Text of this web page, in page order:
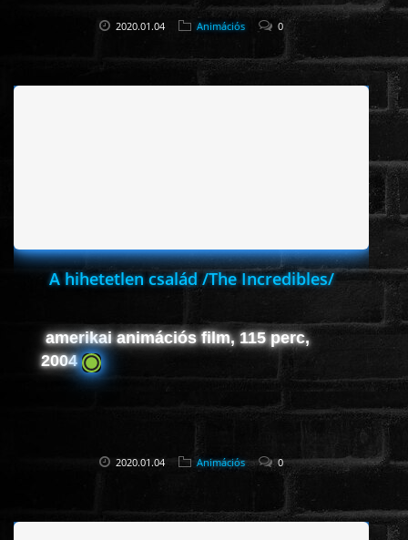
2020.01.04 Animációs 0
A hihetetlen család /The Incredibles/
amerikai animációs film, 115 perc,
2004
2020.01.04 Animációs 0